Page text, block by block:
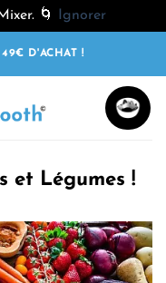
🌀
Ignorer
D'ACHAT !
et Légumes !